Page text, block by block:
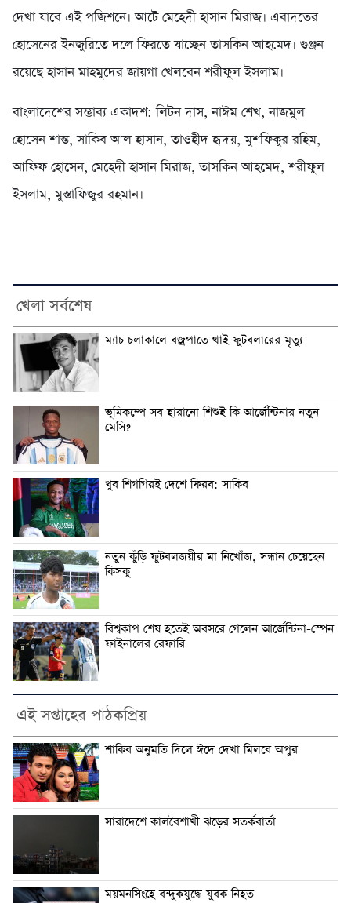
দেখা যাবে এই পজিশনে। আটে মেহেদী হাসান মিরাজ। এবাদতের
হোসেনের ইনজুরিতে দলে ফিরতে যাচ্ছেন তাসকিন আহমেদ। গুঞ্জন
রয়েছে হাসান মাহমুদের জায়গা খেলবেন শরীফুল ইসলাম।
বাংলাদেশের সম্ভাব্য একাদশ: লিটন দাস, নাঈম শেখ, নাজমুল
হোসেন শান্ত, সাকিব আল হাসান, তাওহীদ হৃদয়, মুশফিকুর রহিম,
আফিফ হোসেন, মেহেদী হাসান মিরাজ, তাসকিন আহমেদ, শরীফুল
ইসলাম, মুস্তাফিজুর রহমান।
খেলা সর্বশেষ
ম্যাচ চলাকালে বজ্রপাতে থাই ফুটবলারের মৃত্যু
ভূমিকম্পে সব হারানো শিশুই কি আর্জেন্টিনার নতুন
মেসি?
খুব শিগগিরই দেশে ফিরব: সাকিব
নতুন কুঁড়ি ফুটবলজয়ীর মা নিখোঁজ, সন্ধান চেয়েছেন
কিসকু
বিশ্বকাপ শেষ হতেই অবসরে গেলেন আর্জেন্টিনা-স্পেন
ফাইনালের রেফারি
এই সপ্তাহের পাঠকপ্রিয়
শাকিব অনুমতি দিলে ঈদে দেখা মিলবে অপুর
সারাদেশে কালবৈশাখী ঝড়ের সতর্কবার্তা
ময়মনসিংহে বন্দুকযুদ্ধে যুবক নিহত